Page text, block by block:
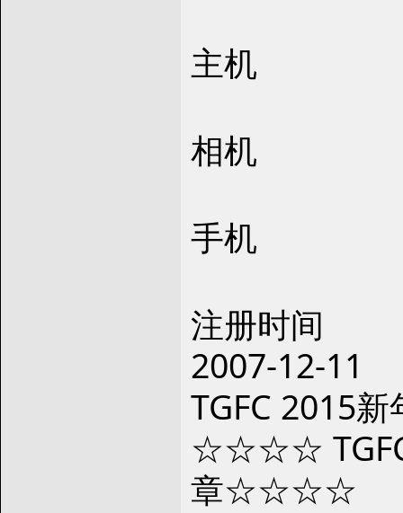
主机
相机
手机
注册时间
2007-12-11
TGFC 2015
☆☆☆☆ TGFC
章☆☆☆☆